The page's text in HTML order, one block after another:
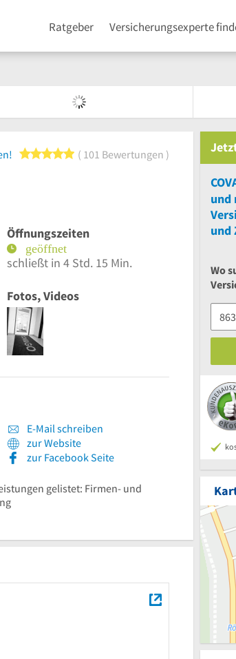
Ratgeber Versicherungsexperte
5 von 5 Sternen
101 Bewertungen
Öffnungszeiten
schließt in 4 Std. 15 Min.
Fotos, Videos
E-Mail schreiben
zur Website
zur Facebook Seite
gelistet: Firmen- und
und
und
Wo